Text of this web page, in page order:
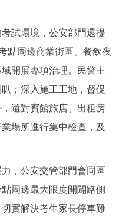
РУССКИЙ ЯЗЫК
試環境，公安部門還提
點周邊商業街區、餐飲夜
開展專項治理。民警主
；深入施工工地，督促
還對賓館旅店、出租房
場所進行集中檢查，及
，公安交管部門會同區
周邊最大限度開闢路側
實解決考生家長停車難